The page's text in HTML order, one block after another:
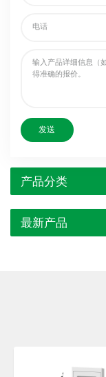
发送
产品分类
最新产品